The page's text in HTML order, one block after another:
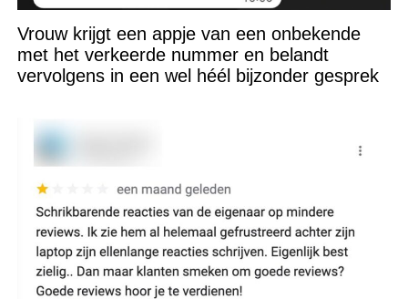
Vrouw krijgt een appje van een onbekende
met het verkeerde nummer en belandt
vervolgens in een wel héél bijzonder gesprek